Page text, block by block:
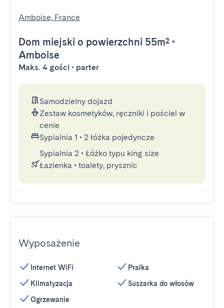
Amboise, France
Dom miejski o powierzchni 55m² •
Amboise
Maks. 4 gości • parter
Samodzielny dojazd
Zestaw kosmetyków, ręczniki i pościel w
cenie
Sypialnia 1 • 2 łóżka pojedyncze
Sypialnia 2 • Łóżko typu king size
Łazienka • toalety, prysznic
Wyposażenie
Internet WiFi
Klimatyzacja
Ogrzewanie
Pralka
Suszarka do włosów